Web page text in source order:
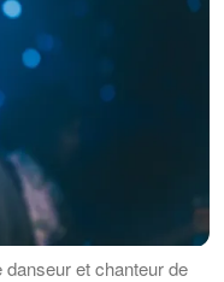
et chanteur de